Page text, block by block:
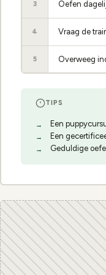
3 Oefen
4 Vraag de
5 Overweeg
TIPS
Een
Een
Geduldige